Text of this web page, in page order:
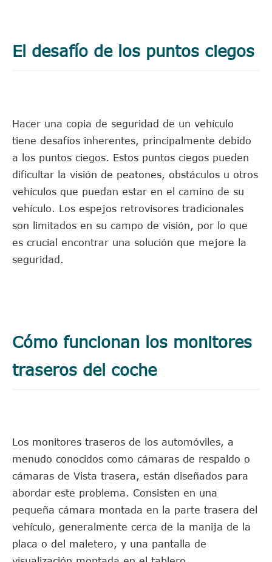
El desafío de los puntos ciegos
Hacer una copia de seguridad de un vehículo
tiene desafíos inherentes, principalmente debido
a los puntos ciegos. Estos puntos ciegos pueden
dificultar la visión de peatones, obstáculos u otros
vehículos que puedan estar en el camino de su
vehículo. Los espejos retrovisores tradicionales
son limitados en su campo de visión, por lo que
es crucial encontrar una solución que mejore la
seguridad.
Cómo funcionan los monitores
traseros del coche
Los monitores traseros de los automóviles, a
menudo conocidos como cámaras de respaldo o
cámaras de Vista trasera, están diseñados para
abordar este problema. Consisten en una
pequeña cámara montada en la parte trasera del
vehículo, generalmente cerca de la manija de la
placa o del maletero, y una pantalla de